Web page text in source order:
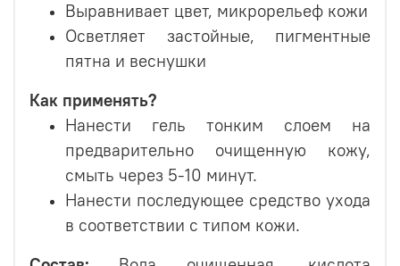
Выравнивает цвет, микрорельеф кожи
Осветляет застойные, пигментные
пятна и веснушки
Как применять?
Нанести гель тонким слоем на
предварительно очищенную кожу,
смыть через 5-10 минут.
Нанести последующее средство ухода
в соответствии с типом кожи.